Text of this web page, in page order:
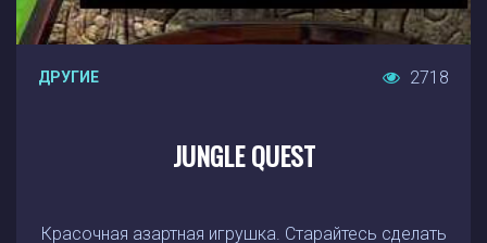
ДРУГИЕ 2718
JUNGLE QUEST
Красочная азартная игрушка. Старайтесь сделать